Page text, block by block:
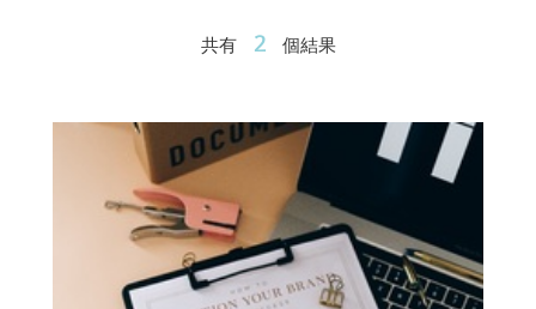
共有 2 個結果